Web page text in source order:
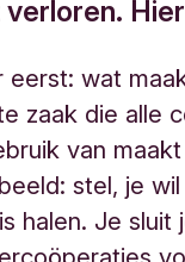
eerst: wat
zaak die alle
van
stel, je
halen. Je